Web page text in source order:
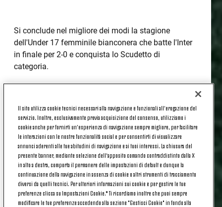
Si conclude nel migliore dei modi la stagione
dell'Under 17 femminile bianconera che batte l'Inter
in finale per 2-0 e conquista lo Scudetto di
categoria.
Una sfida decisa nella prima frazione dalle ragazze
Juventus dopo 8 minuti, mettendo in rete di testa su
assist di Marinotto. Il raddoppio arriva al 35' con
Pozzo, indirizzando così in maniera decisiva la
partita.
Una gara controllata anche nella ripresa dalle
bianconere, che porta così alla conquista del
secondo Scudetto in questa categoria per il nostro
Club dopo quello del 2019.
Il sito utilizza cookie tecnici necessari alla navigazione e funzionali all’erogazione del
servizio. Inoltre, esclusivamente previa acquisizione del consenso, utilizziamo i
cookie anche per fornirti un’esperienza di navigazione sempre migliore, per facilitare
le interazioni con le nostre funzionalità social e per consentirti di visualizzare
annunci aderenti alle tue abitudini di navigazione e ai tuoi interessi. La chiusura del
presente banner, mediante selezione dell’apposito comando contraddistinto dalla X
in alto a destra, comporta il permanere delle impostazioni di default e dunque la
continuazione della navigazione in assenza di cookie o altri strumenti di tracciamento
diversi da quelli tecnici. Per ulteriori informazioni sui cookie e per gestire le tue
preferenze clicca su Impostazioni Cookie.* Ti ricordiamo inoltre che puoi sempre
modificare le tue preferenze accedendo alla sezione "Gestisci Cookie" in fondo alla